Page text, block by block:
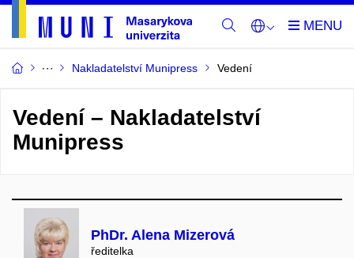
Nakladatelství Munipress Vedení
Vedení – Nakladatelství
Munipress
PhDr. Alena Mizerová
ředitelka